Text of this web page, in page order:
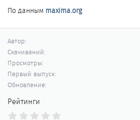
а
и
По данным maxima.org
Автор
Скачиваний
Просмотры
Первый выпуск
Обновление
Рейтинги